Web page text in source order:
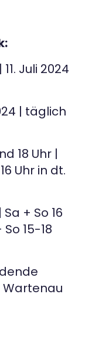
Juli 2024
| täglich
18 Uhr |
Uhr in dt.
+ So 16
15-18
Wartenau